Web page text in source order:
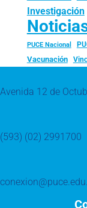
Investigación
PUCE Nacional
Vacunación
Avenida 12 de
(593) (02) 2991700